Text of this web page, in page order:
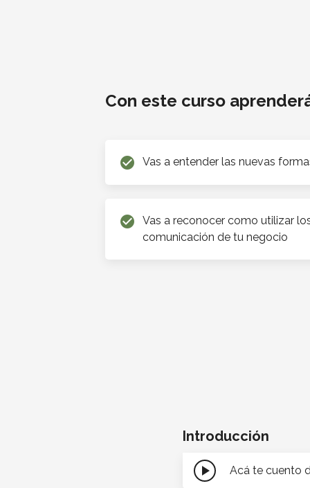
Con este curso
check_circle Vas a entender las nuevas
check_circle
Vas a reconocer como utilizar
comunicación de tu negocio
Introducción
play_arrow Acá te cuento